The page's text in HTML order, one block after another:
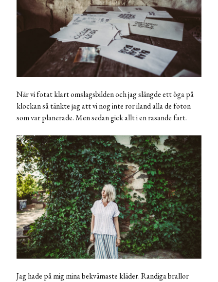
När vi fotat klart omslagsbilden och jag slängde ett öga på
klockan så tänkte jag att vi nog inte ror iland alla de foton
som var planerade. Men sedan gick allt i en rasande fart.
Jag hade på mig mina bekvämaste kläder. Randiga brallor